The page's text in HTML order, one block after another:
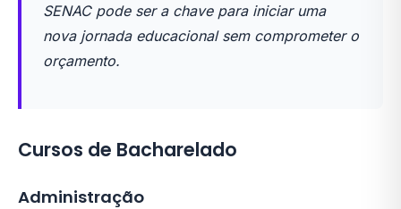
SENAC pode ser a chave para iniciar uma
nova jornada educacional sem comprometer o
orçamento.
Cursos de Bacharelado
Administração